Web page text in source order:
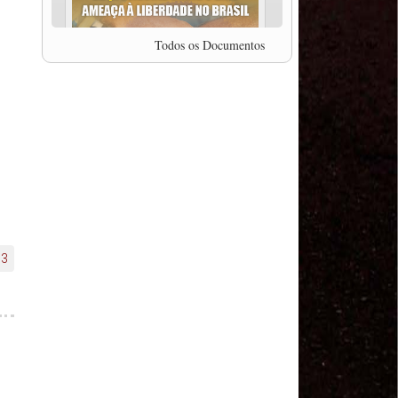
professor da Unisinos e Doutor em Ciências da
Comunicação da USP, Rafael Grohmann, que
coordena uma pesquisa internacional que visa
pressionar as plataformas digitais por melhores
Todos os Documentos